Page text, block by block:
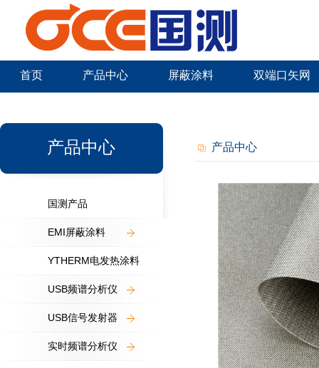
首页 产品中心 屏蔽涂料 双端口矢网
产品中心
国测产品
EMI屏蔽涂料
YTHERM电发热涂料
USB频谱分析仪
USB信号发射器
实时频谱分析仪
产品中心